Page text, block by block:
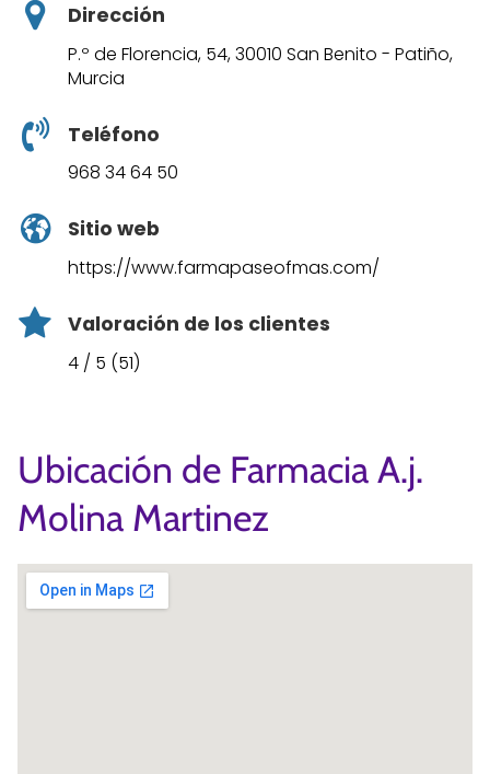
Dirección
P.º de Florencia, 54, 30010 San Benito - Patiño,
Murcia
Teléfono
968 34 64 50
Sitio web
https://www.farmapaseofmas.com/
Valoración de los clientes
4 / 5 (51)
Ubicación de Farmacia A.j.
Molina Martinez